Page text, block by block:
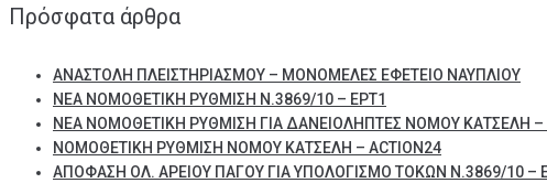
Πρόσφατα άρθρα
ΑΝΑΣΤΟΛΗ ΠΛΕΙΣΤΗΡΙΑΣΜΟΥ – ΜΟΝΟΜΕΛΕΣ ΕΦΕΤΕΙΟ ΝΑΥΠΛΙΟΥ
ΝΕΑ ΝΟΜΟΘΕΤΙΚΗ ΡΥΘΜΙΣΗ Ν.3869/10 – ΕΡΤ1
ΝΕΑ ΝΟΜΟΘΕΤΙΚΗ ΡΥΘΜΙΣΗ ΓΙΑ ΔΑΝΕΙΟΛΗΠΤΕΣ ΝΟΜΟΥ ΚΑΤΣΕΛΗ –
ΝΟΜΟΘΕΤΙΚΗ ΡΥΘΜΙΣΗ ΝΟΜΟΥ ΚΑΤΣΕΛΗ – ACTION24
ΑΠΟΦΑΣΗ ΟΛ. ΑΡΕΙΟΥ ΠΑΓΟΥ ΓΙΑ ΥΠΟΛΟΓΙΣΜΟ ΤΟΚΩΝ Ν.3869/10 –